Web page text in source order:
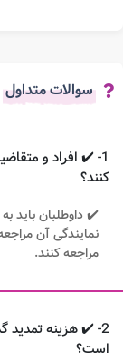
سوالات متداول
1- ✔️ افراد و
کنند؟
✔️ داوطلبان باید
نمایندگی آن
مراجعه کنند.
است؟